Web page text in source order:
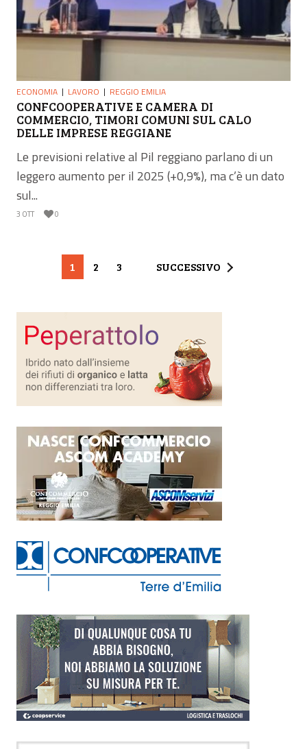
ECONOMIA LAVORO REGGIO EMILIA
CONFCOOPERATIVE E CAMERA DI
COMMERCIO, TIMORI COMUNI SUL CALO
DELLE IMPRESE REGGIANE
Le previsioni relative al Pil reggiano parlano di un
leggero aumento per il 2025 (+0,9%), ma c’è un dato
sul...
3 OTT 0
1 2 3 SUCCESSIVO